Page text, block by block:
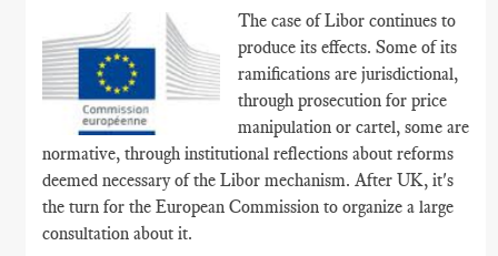
The case of Libor continues to
produce its effects. Some of its
ramifications are jurisdictional,
through prosecution for price
manipulation or cartel, some are
normative, through institutional reflections about reforms
deemed necessary of the Libor mechanism. After UK, it's
the turn for the European Commission to organize a large
consultation about it.